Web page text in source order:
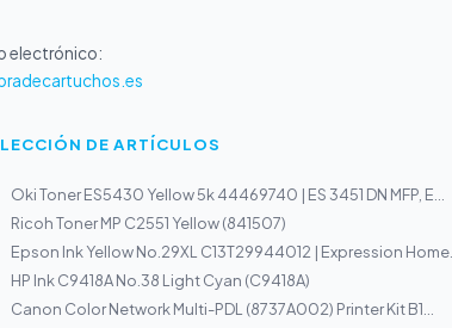
electrónico:
DE ARTÍCULOS
Oki Toner ES5430 Yellow 5k 44469740 | ES 3451 DN MFP, E...
Ricoh Toner MP C2551 Yellow (841507)
Epson Ink Yellow No.29XL C13T29944012 | Expression Home...
HP Ink C9418A No.38 Light Cyan (C9418A)
Canon Color Network Multi-PDL (8737A002) Printer Kit B1...